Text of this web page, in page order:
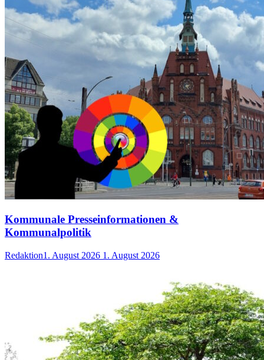
Kommunale Presseinformationen &
Kommunalpolitik
Redaktion1. August 2026 1. August 2026